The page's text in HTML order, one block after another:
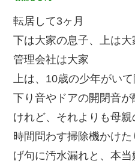
転居して3ヶ月
下は大家の息子、上は
管理会社は大家
上は、10歳の少年がい
下り音やドアの開閉音が
けれど、それよりも母親
時間問わす掃除機かけ
げ句に汚水漏れと、本当